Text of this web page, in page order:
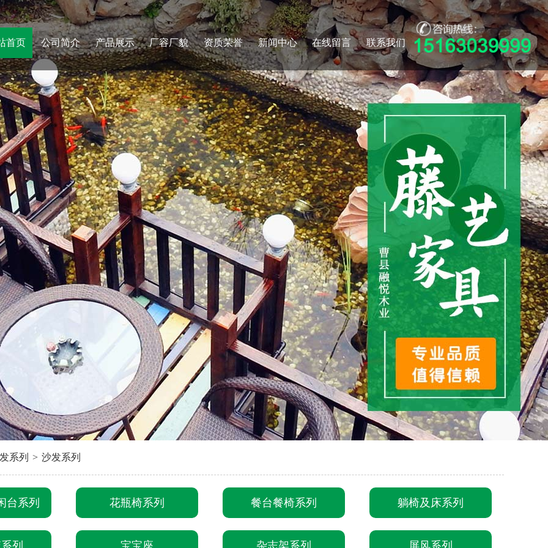
首页 公司简介 产品展示 厂容厂貌 资质荣誉 新闻中心 在线留言 联系我们
系列 > 沙发系列
台系列 花瓶椅系列 餐台餐椅系列 躺椅及床系列
列 宝宝座 杂志架系列 屏风系列